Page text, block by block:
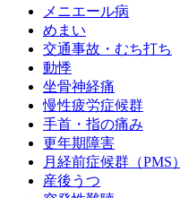
メニエール病
めまい
交通事故・むち打ち
動悸
坐骨神経痛
慢性疲労症候群
手首・指の痛み
更年期障害
月経前症候群（PMS）
産後うつ